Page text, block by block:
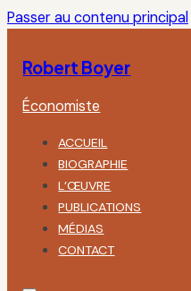
Passer au contenu principal
Robert Boyer
Économiste
ACCUEIL
BIOGRAPHIE
L’ŒUVRE
PUBLICATIONS
MÉDIAS
CONTACT